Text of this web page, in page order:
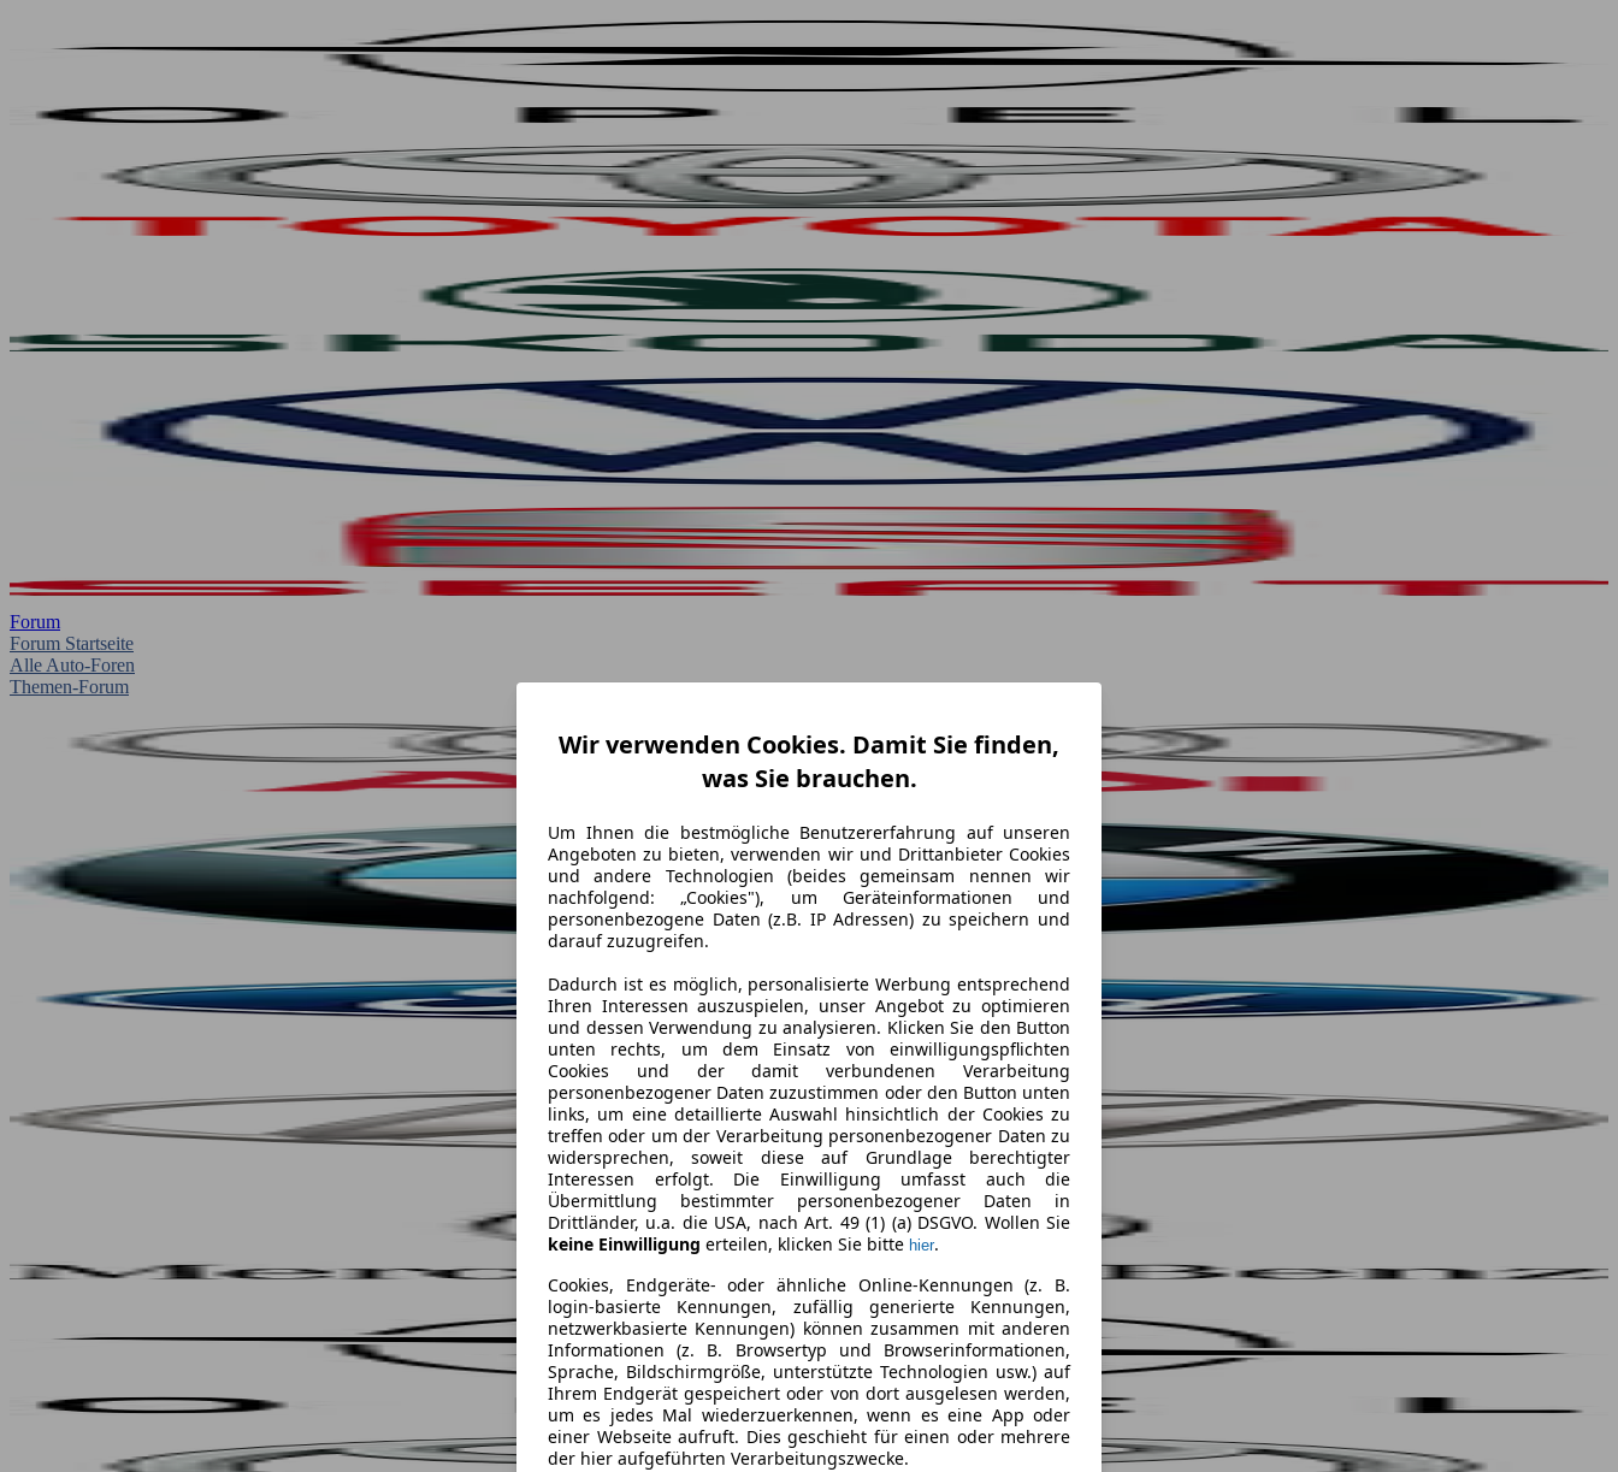
Forum
Forum Startseite
Alle Auto-Foren
Themen-Forum
Wir verwenden Cookies. Damit Sie finden,
was Sie brauchen.
Um Ihnen die bestmögliche Benutzererfahrung auf unseren
Angeboten zu bieten, verwenden wir und Drittanbieter Cookies
und andere Technologien (beides gemeinsam nennen wir
nachfolgend: „Cookies"), um Geräteinformationen und
personenbezogene Daten (z.B. IP Adressen) zu speichern und
darauf zuzugreifen.
Dadurch ist es möglich, personalisierte Werbung entsprechend
Ihren Interessen auszuspielen, unser Angebot zu optimieren
und dessen Verwendung zu analysieren. Klicken Sie den Button
unten rechts, um dem Einsatz von einwilligungspflichten
Cookies und der damit verbundenen Verarbeitung
personenbezogener Daten zuzustimmen oder den Button unten
links, um eine detaillierte Auswahl hinsichtlich der Cookies zu
treffen oder um der Verarbeitung personenbezogener Daten zu
widersprechen, soweit diese auf Grundlage berechtigter
Interessen erfolgt. Die Einwilligung umfasst auch die
Übermittlung bestimmter personenbezogener Daten in
Drittländer, u.a. die USA, nach Art. 49 (1) (a) DSGVO. Wollen Sie
keine Einwilligung erteilen, klicken Sie bitte hier.
Cookies, Endgeräte- oder ähnliche Online-Kennungen (z. B.
login-basierte Kennungen, zufällig generierte Kennungen,
netzwerkbasierte Kennungen) können zusammen mit anderen
Informationen (z. B. Browsertyp und Browserinformationen,
Sprache, Bildschirmgröße, unterstützte Technologien usw.) auf
Ihrem Endgerät gespeichert oder von dort ausgelesen werden,
um es jedes Mal wiederzuerkennen, wenn es eine App oder
einer Webseite aufruft. Dies geschieht für einen oder mehrere
der hier aufgeführten Verarbeitungszwecke.